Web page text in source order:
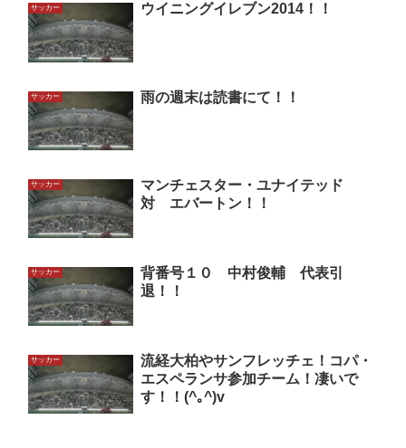
サッカー ウイニングイレブン2014！！
サッカー 雨の週末は読書にて！！
サッカー
マンチェスター・ユナイテッド
対 エバートン！！
サッカー
背番号１０ 中村俊輔 代表引
退！！
サッカー
流経大柏やサンフレッチェ！コパ・
エスペランサ参加チーム！凄いで
す！！(^｡^)v